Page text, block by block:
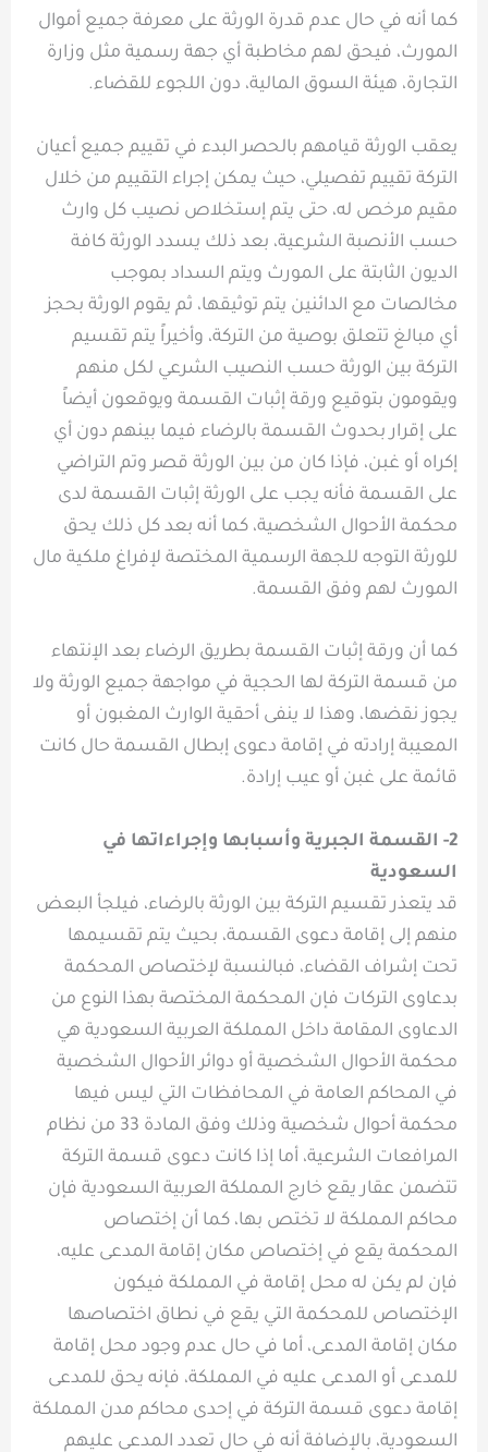
كما أنه في حال عدم قدرة الورثة على معرفة جميع أموال
المورث، فيحق لهم مخاطبة أي جهة رسمية مثل وزارة
التجارة، هيئة السوق المالية، دون اللجوء للقضاء.
يعقب الورثة قيامهم بالحصر البدء في تقييم جميع أعيان
التركة تقييم تفصيلي، حيث يمكن إجراء التقييم من خلال
مقيم مرخص له، حتى يتم إستخلاص نصيب كل وارث
حسب الأنصبة الشرعية، بعد ذلك يسدد الورثة كافة
الديون الثابتة على المورث ويتم السداد بموجب
مخالصات مع الدائنين يتم توثيقها، ثم يقوم الورثة بحجز
أي مبالغ تتعلق بوصية من التركة، وأخيراً يتم تقسيم
التركة بين الورثة حسب النصيب الشرعي لكل منهم
ويقومون بتوقيع ورقة إثبات القسمة ويوقعون أيضاً
على إقرار بحدوث القسمة بالرضاء فيما بينهم دون أي
إكراه أو غبن، فإذا كان من بين الورثة قصر وتم التراضي
على القسمة فأنه يجب على الورثة إثبات القسمة لدى
محكمة الأحوال الشخصية، كما أنه بعد كل ذلك يحق
للورثة التوجه للجهة الرسمية المختصة لإفراغ ملكية مال
المورث لهم وفق القسمة.
كما أن ورقة إثبات القسمة بطريق الرضاء بعد الإنتهاء
من قسمة التركة لها الحجية في مواجهة جميع الورثة ولا
يجوز نقضها، وهذا لا ينفى أحقية الوارث المغبون أو
المعيبة إرادته في إقامة دعوى إبطال القسمة حال كانت
قائمة على غبن أو عيب إرادة.
2- القسمة الجبرية وأسبابها وإجراءاتها في
السعودية
قد يتعذر تقسيم التركة بين الورثة بالرضاء، فيلجأ البعض
منهم إلى إقامة دعوى القسمة، بحيث يتم تقسيمها
تحت إشراف القضاء، فبالنسبة لإختصاص المحكمة
بدعاوى التركات فإن المحكمة المختصة بهذا النوع من
الدعاوى المقامة داخل المملكة العربية السعودية هي
محكمة الأحوال الشخصية أو دوائر الأحوال الشخصية
في المحاكم العامة في المحافظات التي ليس فيها
محكمة أحوال شخصية وذلك وفق المادة 33 من نظام
المرافعات الشرعية، أما إذا كانت دعوى قسمة التركة
تتضمن عقار يقع خارج المملكة العربية السعودية فإن
محاكم المملكة لا تختص بها، كما أن إختصاص
المحكمة يقع في إختصاص مكان إقامة المدعى عليه،
فإن لم يكن له محل إقامة في المملكة فيكون
الإختصاص للمحكمة التي يقع في نطاق اختصاصها
مكان إقامة المدعى، أما في حال عدم وجود محل إقامة
للمدعى أو المدعى عليه في المملكة، فإنه يحق للمدعى
إقامة دعوى قسمة التركة في إحدى محاكم مدن المملكة
السعودية، بالإضافة أنه في حال تعدد المدعى عليهم